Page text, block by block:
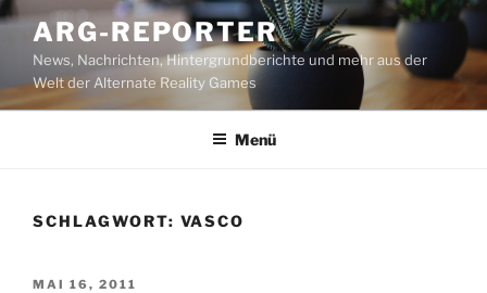
Zum
Inhalt
springen
ARG-REPORTER
News, Nachrichten, Hintergrundberichte und mehr aus der
Welt der Alternate Reality Games
Menü
SCHLAGWORT: VASCO
VERÖFFENTLICHT
MAI 16, 2011